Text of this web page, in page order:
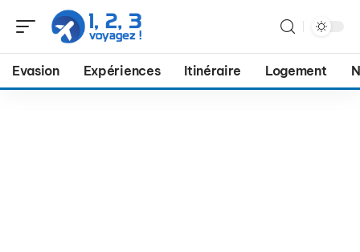
Evasion Expériences Itinéraire Logement